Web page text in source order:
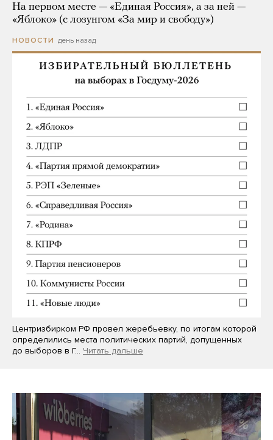
На первом месте — «Единая Россия», а за ней —
«Яблоко» (с лозунгом «За мир и свободу»)
НОВОСТИ день назад
Центризбирком РФ провел жеребьевку, по итогам которой
определились места политических партий, допущенных
до выборов в Г… Читать дальше